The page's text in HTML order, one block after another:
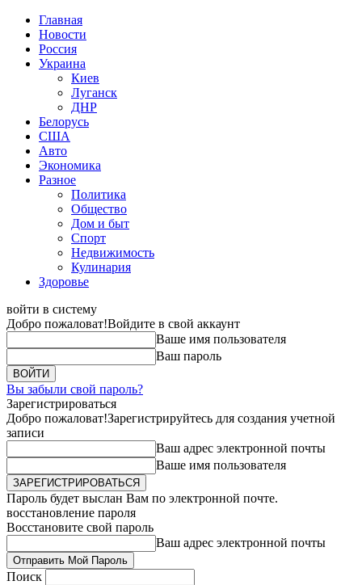
Главная
Новости
Россия
Украина
Киев
Луганск
ДНР
Белорусь
США
Авто
Экономика
Разное
Политика
Общество
Дом и быт
Спорт
Недвижимость
Кулинария
Здоровье
войти в систему
Добро пожаловат!Войдите в свой аккаунт
Ваше имя пользователя
Ваш пароль
Вы забыли свой пароль?
Зарегистрироваться
Добро пожаловат!Зарегистрируйтесь для создания учетной
записи
Ваш адрес электронной почты
Ваше имя пользователя
Пароль будет выслан Вам по электронной почте.
восстановление пароля
Восстановите свой пароль
Ваш адрес электронной почты
Поиск